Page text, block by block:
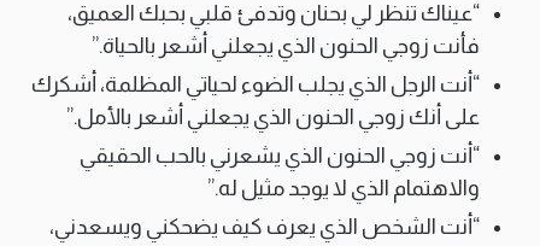
“عيناك تنظر لي بحنان وتدفئ قلبي بحبك العميق،
فأنت زوجي الحنون الذي يجعلني أشعر بالحياة.”
“أنت الرجل الذي يجلب الضوء لحياتي المظلمة، أشكرك
على أنك زوجي الحنون الذي يجعلني أشعر بالأمل.”
“أنت زوجي الحنون الذي يشعرني بالحب الحقيقي
والاهتمام الذي لا يوجد مثيل له.”
“أنت الشخص الذي يعرف كيف يضحكني ويسعدني،